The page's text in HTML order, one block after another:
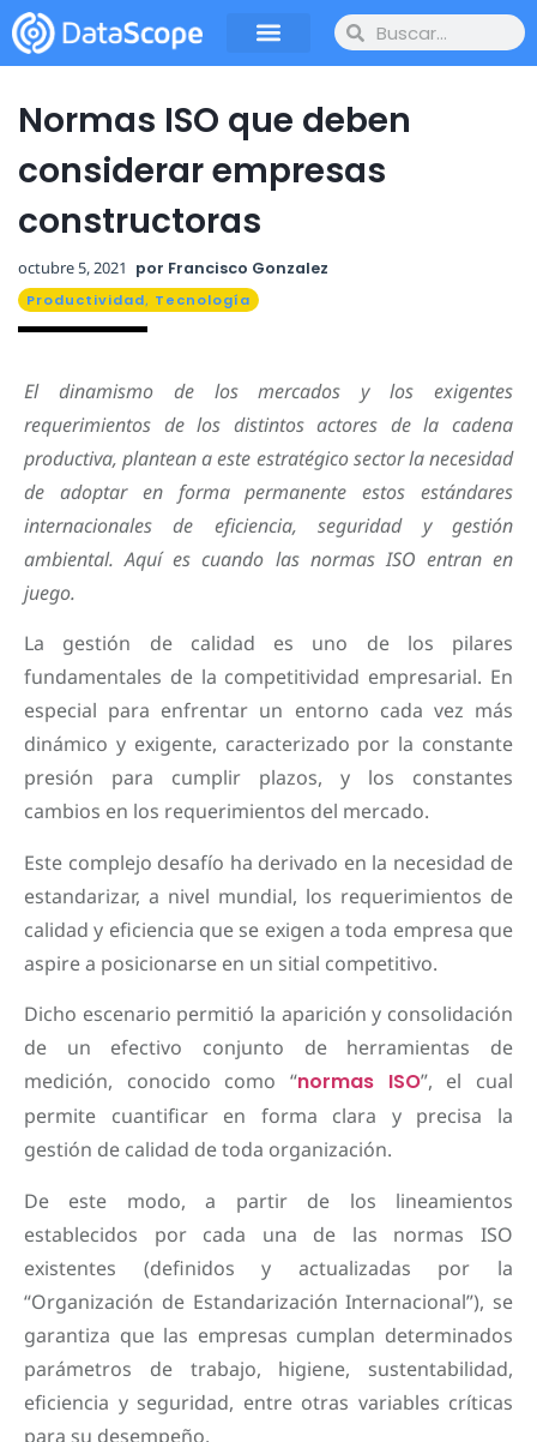
Normas ISO que deben
considerar empresas
constructoras
octubre 5, 2021 por Francisco Gonzalez
Productividad, Tecnología
El dinamismo de los mercados y los exigentes
requerimientos de los distintos actores de la cadena
productiva, plantean a este estratégico sector la necesidad
de adoptar en forma permanente estos estándares
internacionales de eficiencia, seguridad y gestión
ambiental. Aquí es cuando las normas ISO entran en
juego.
La gestión de calidad es uno de los pilares
fundamentales de la competitividad empresarial. En
especial para enfrentar un entorno cada vez más
dinámico y exigente, caracterizado por la constante
presión para cumplir plazos, y los constantes
cambios en los requerimientos del mercado.
Este complejo desafío ha derivado en la necesidad de
estandarizar, a nivel mundial, los requerimientos de
calidad y eficiencia que se exigen a toda empresa que
aspire a posicionarse en un sitial competitivo.
Dicho escenario permitió la aparición y consolidación
de un efectivo conjunto de herramientas de
medición, conocido como “normas ISO”, el cual
permite cuantificar en forma clara y precisa la
gestión de calidad de toda organización.
De este modo, a partir de los lineamientos
establecidos por cada una de las normas ISO
existentes (definidos y actualizadas por la
“Organización de Estandarización Internacional”), se
garantiza que las empresas cumplan determinados
parámetros de trabajo, higiene, sustentabilidad,
eficiencia y seguridad, entre otras variables críticas
para su desempeño.